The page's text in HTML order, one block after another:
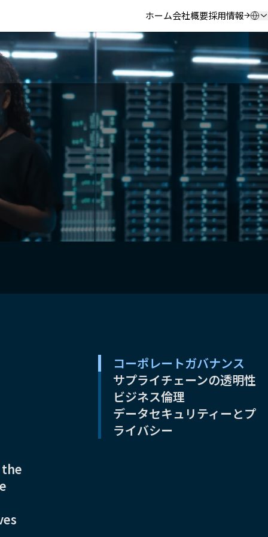
ホーム会社概要採用情報
（新しいウィ
QSC.com （英語）
Deutsch
日本語
한국어
中文
コーポレートガバナンス
サプライチェーンの透明性
ビジネス倫理
データセキュリティーとプ
ライバシー